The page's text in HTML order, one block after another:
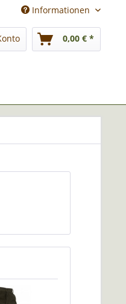
Informationen
0,00 € *